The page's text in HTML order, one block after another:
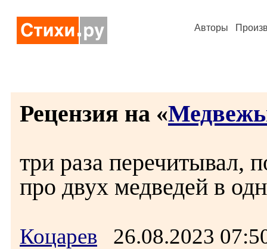
Авторы
Рецензия на «
три раза перечитывал,
про двух медведей в
Коцарев 26.08.2023